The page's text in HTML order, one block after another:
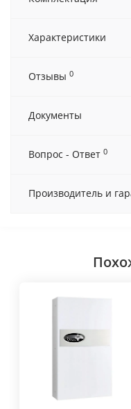
Характеристики
Отзывы 0
Документы
Вопрос - Ответ 0
Производитель и